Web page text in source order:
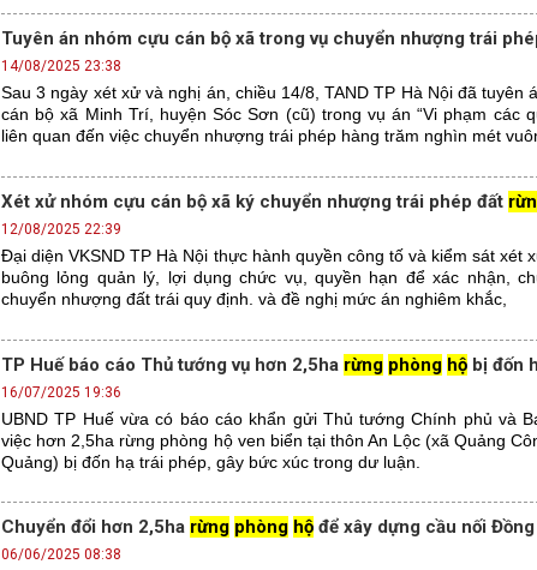
Tuyên án nhóm cựu cán bộ xã trong vụ chuyển nhượng trái
14/08/2025 23:38
Sau 3 ngày xét xử và nghị án, chiều 14/8, TAND TP Hà Nội đã tuyên
cán bộ xã Minh Trí, huyện Sóc Sơn (cũ) trong vụ án “Vi phạm các
liên quan đến việc chuyển nhượng trái phép hàng trăm nghìn mét
Xét xử nhóm cựu cán bộ xã ký chuyển nhượng trái phép đất
12/08/2025 22:39
Đại diện VKSND TP Hà Nội thực hành quyền công tố và kiểm sát xét
buông lỏng quản lý, lợi dụng chức vụ, quyền hạn để xác nhận,
chuyển nhượng đất trái quy định. và đề nghị mức án nghiêm khắc,
TP Huế báo cáo Thủ tướng vụ hơn 2,5ha rừng phòng hộ bị đốn
16/07/2025 19:36
UBND TP Huế vừa có báo cáo khẩn gửi Thủ tướng Chính phủ và
việc hơn 2,5ha rừng phòng hộ ven biển tại thôn An Lộc (xã Quảng
Quảng) bị đốn hạ trái phép, gây bức xúc trong dư luận.
Chuyển đổi hơn 2,5ha rừng phòng hộ để xây dựng cầu nối
06/06/2025 08:38